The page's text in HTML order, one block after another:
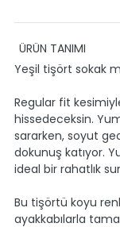
ÜRÜN TANIMI
Yeşil tişört sokak
Regular fit
hissedeceksin.
sararken, soyut
dokunuş katıyor.
ideal bir rahatlık
Bu tişörtü koyu
ayakkabılarla